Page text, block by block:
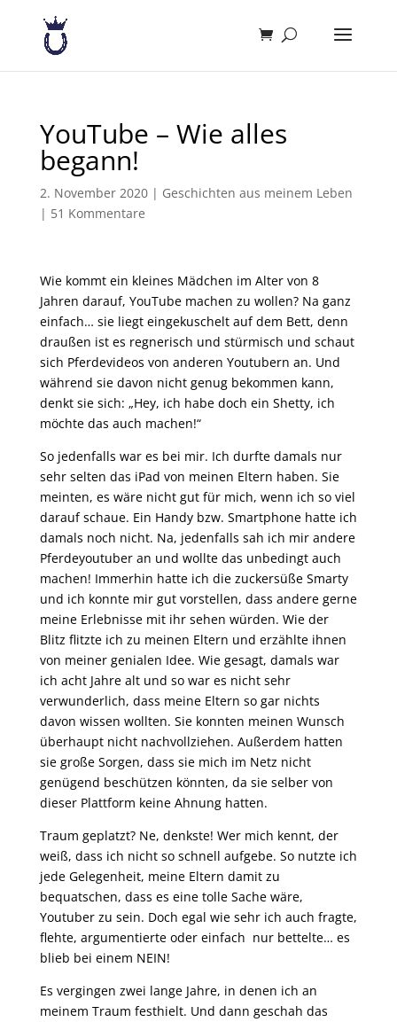
YouTube – Wie alles
begann!
2. November 2020| Geschichten aus meinem Leben
| 51 Kommentare
Wie kommt ein kleines Mädchen im Alter von 8
Jahren darauf, YouTube machen zu wollen? Na ganz
einfach… sie liegt eingekuschelt auf dem Bett, denn
draußen ist es regnerisch und stürmisch und schaut
sich Pferdevideos von anderen Youtubern an. Und
während sie davon nicht genug bekommen kann,
denkt sie sich: „Hey, ich habe doch ein Shetty, ich
möchte das auch machen!“
So jedenfalls war es bei mir. Ich durfte damals nur
sehr selten das iPad von meinen Eltern haben. Sie
meinten, es wäre nicht gut für mich, wenn ich so viel
darauf schaue. Ein Handy bzw. Smartphone hatte ich
damals noch nicht. Na, jedenfalls sah ich mir andere
Pferdeyoutuber an und wollte das unbedingt auch
machen! Immerhin hatte ich die zuckersüße Smarty
und ich konnte mir gut vorstellen, dass andere gerne
meine Erlebnisse mit ihr sehen würden. Wie der
Blitz flitzte ich zu meinen Eltern und erzählte ihnen
von meiner genialen Idee. Wie gesagt, damals war
ich acht Jahre alt und so war es nicht sehr
verwunderlich, dass meine Eltern so gar nichts
davon wissen wollten. Sie konnten meinen Wunsch
überhaupt nicht nachvollziehen. Außerdem hatten
sie große Sorgen, dass sie mich im Netz nicht
genügend beschützen könnten, da sie selber von
dieser Plattform keine Ahnung hatten.
Traum geplatzt? Ne, denkste! Wer mich kennt, der
weiß, dass ich nicht so schnell aufgebe. So nutzte ich
jede Gelegenheit, meine Eltern damit zu
bequatschen, dass es eine tolle Sache wäre,
Youtuber zu sein. Doch egal wie sehr ich auch fragte,
flehte, argumentierte oder einfach nur bettelte… es
blieb bei einem NEIN!
Es vergingen zwei lange Jahre, in denen ich an
meinem Traum festhielt. Und dann geschah das